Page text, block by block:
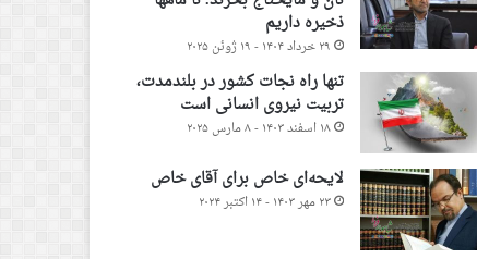
ذخیره داریم
۲۹ خرداد ۱۴۰۴ - ۱۹ ژوئن ۲۰۲۵
تنها راه نجات کشور در بلندمدت،
تربیت نیروی انسانی است
۱۸ اسفند ۱۴۰۳ - ۸ مارس ۲۰۲۵
لایحه‌ای خاص برای آقای خاص
۲۳ مهر ۱۴۰۳ - ۱۴ اکتبر ۲۰۲۴